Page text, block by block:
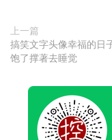
上一篇
搞笑文字头像幸福的日
饱了撑著去睡觉